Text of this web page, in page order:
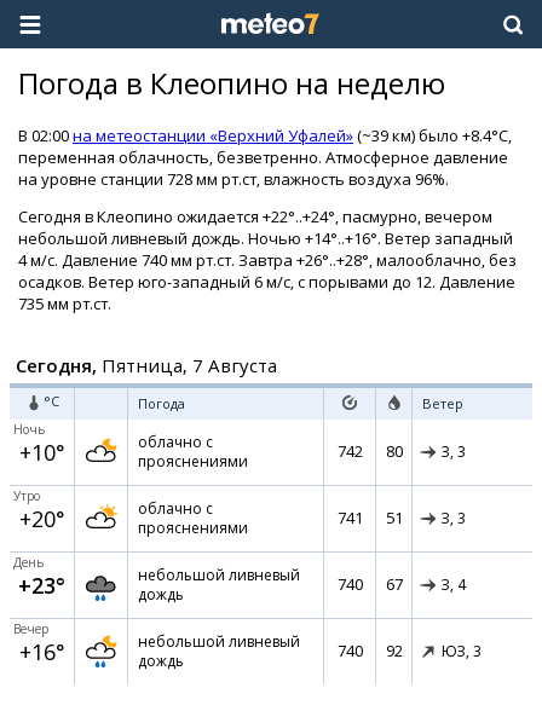
Погода в Клеопино на неделю
В 02:00на метеостанции «Верхний Уфалей»(~39 км) было +8.4°C,
переменная облачность, безветренно. Атмосферное давление
на уровне станции 728 мм рт.ст, влажность воздуха 96%.
Сегодня в Клеопино ожидается +22°..+24°, пасмурно, вечером
небольшой ливневый дождь. Ночью +14°..+16°. Ветер западный
4 м/с. Давление 740 мм рт.ст. Завтра +26°..+28°, малооблачно, без
осадков. Ветер юго-западный 6 м/с, с порывами до 12. Давление
735 мм рт.ст.
Сегодня, Пятница, 7 Августа
°C Погода Ветер
Ночь
+10°
облачно с
прояснениями
742 80 З, 3
Утро
+20°
облачно с
прояснениями
741 51 З, 3
День
+23°
небольшой ливневый
дождь
740 67 З, 4
Вечер
+16°
небольшой ливневый
дождь
740 92 ЮЗ, 3